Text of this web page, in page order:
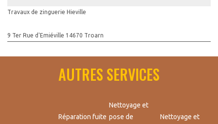
Travaux de zinguerie Hieville
9 Ter Rue d'Emiéville 14670 Troarn
AUTRES SERVICES
Réparation fuite
Nettoyage et
pose de
Nettoyage et